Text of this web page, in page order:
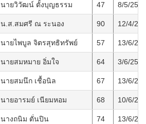
นายวิวัฒน์ ตั้งบุญธรรม 47 8/5/2565
น.ส.สมศรี ณ ระนอง 90 12/4/
นายไพบูล จิตรสุทธิทรัพย์ 57 13/6/
นายสมหมาย อิ่มใจ 64 3/6/2565
นายสมนึก เชื้อนิล 67 13/6/
นายอารมย์ เนียมหอม 68 10/6/
นางถนิม ตั่นปิน 74 13/6/